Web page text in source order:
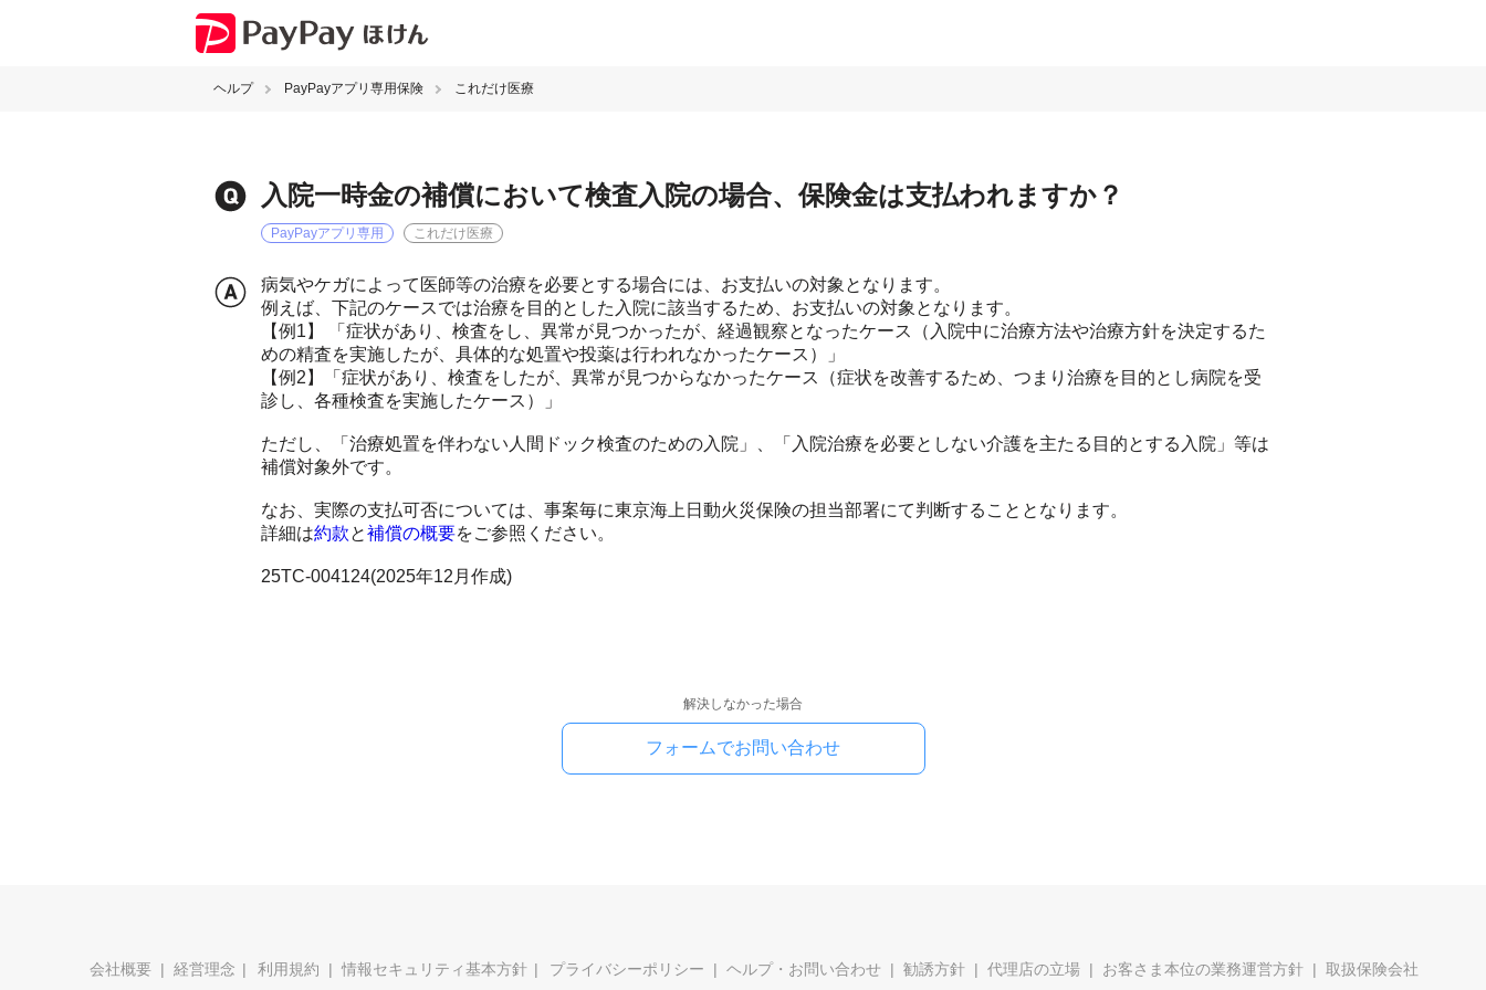
ヘルプ PayPayアプリ専用保険 これだけ医療
入院一時金の補償において検査入院の場合、保険金は支払われますか？
PayPayアプリ専用 これだけ医療
病気やケガによって医師等の治療を必要とする場合には、お支払いの対象となります。
例えば、下記のケースでは治療を目的とした入院に該当するため、お支払いの対象となります。
【例1】 「症状があり、検査をし、異常が見つかったが、経過観察となったケース（入院中に治療方法や治療方針を決定するた
めの精査を実施したが、具体的な処置や投薬は行われなかったケース）」
【例2】「症状があり、検査をしたが、異常が見つからなかったケース（症状を改善するため、つまり治療を目的とし病院を受
診し、各種検査を実施したケース）」
ただし、「治療処置を伴わない人間ドック検査のための入院」、「入院治療を必要としない介護を主たる目的とする入院」等は
補償対象外です。
なお、実際の支払可否については、事案毎に東京海上日動火災保険の担当部署にて判断することとなります。
詳細は約款と補償の概要をご参照ください。
25TC-004124(2025年12月作成)
解決しなかった場合
フォームでお問い合わせ
会社概要 経営理念 利用規約 情報セキュリティ基本方針 プライバシーポリシー ヘルプ・お問い合わせ 勧誘方針 代理店の立場 お客さま本位の業務運営方針 取扱保険会社